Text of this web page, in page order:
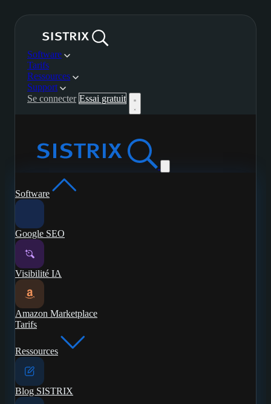
Software
Tarifs
Ressources
Support
Se connecter Essai gratuit
Software
Google SEO
Visibilité IA
Amazon Marketplace
Tarifs
Ressources
Blog SISTRIX